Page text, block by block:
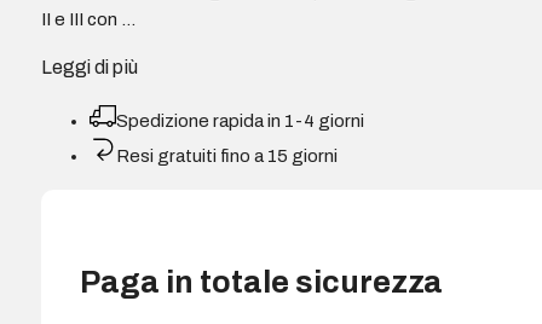
II e III con …
Leggi di più
Spedizione rapida in 1-4 giorni
Resi gratuiti fino a 15 giorni
Paga in totale sicurezza